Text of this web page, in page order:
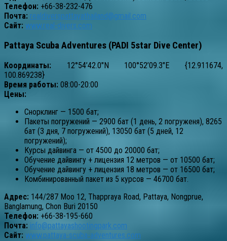
Телефон: +66-38-232-476
Почта: realdiverspattayathailand@gmail.com
Сайт: www.real-divers.com
Pattaya Scuba Adventures (PADI 5star Dive Center)
Координаты: 12°54’42.0″N 100°52’09.3″E {12.911674,
100.869238}
Время работы: 08:00-20:00
Цены:
Снорклинг — 1500 бат;
Пакеты погружений — 2900 бат (1 день, 2 погруженя), 8265
бат (3 дня, 7 погружений), 13050 бат (5 дней, 12
погружений);
Курсы дайвинга — от 4500 до 20000 бат;
Обучение дайвингу + лицензия 12 метров — от 10500 бат;
Обучение дайвингу + лицензия 18 метров — от 16500 бат;
Комбинированный пакет из 5 курсов — 46700 бат.
Адрес: 144/287 Moo 12, Thappraya Road, Pattaya, Nongprue,
Banglamung, Chon Buri 20150
Телефон: +66-38-195-660
Почта: info@pattayashootingpark.com
Сайт: www.pattaya-scuba-adventures.com